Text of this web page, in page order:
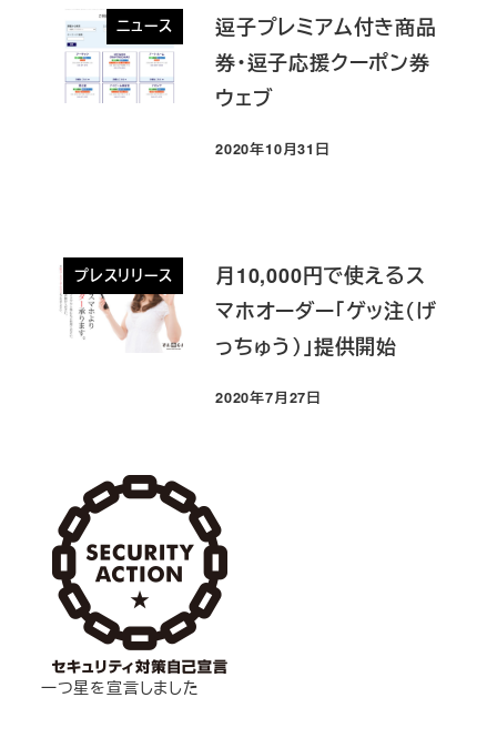
ニュース
逗子プレミアム付き商品
券・逗子応援クーポン券
ウェブ
投稿日
2020年10月31日
プレスリリース
月10,000円で使えるス
マホオーダー「ゲッ注（げ
っちゅう）」提供開始
投稿日
2020年7月27日
一つ星を宣言しました